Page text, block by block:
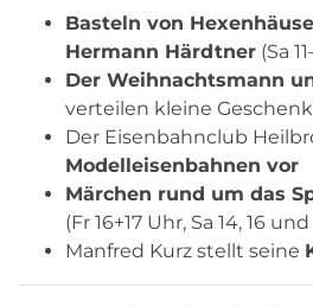
Basteln von
Hermann Härdtner (Sa
Der Weihnachtsmann
verteilen kleine
Der Eisenbahnclub
Modelleisenbahnen vor
Märchen rund um das
(Fr 16+17 Uhr, Sa 14, 16
Manfred Kurz stellt seine